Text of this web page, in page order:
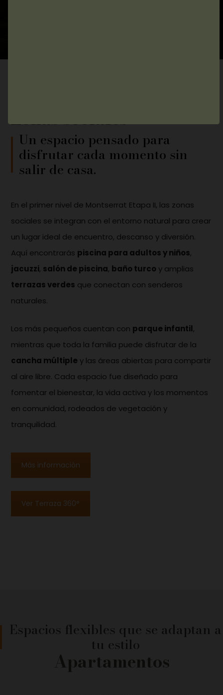
Zonas sociales
Un espacio pensado para
disfrutar cada momento sin
salir de casa.
En el primer nivel de Montserrat Etapa II, las zonas
sociales se integran con el entorno natural para crear
un lugar ideal de encuentro, descanso y diversión.
Aquí encontrarás piscina para adultos y niños,
jacuzzi, salón de piscina, baño turco y amplias
terrazas verdes que conectan con senderos
naturales.
Los más pequeños cuentan con parque infantil,
mientras que toda la familia puede disfrutar de la
cancha múltiple y las áreas abiertas para compartir
al aire libre. Cada espacio fue diseñado para
fomentar el bienestar, la vida activa y los momentos
en comunidad, rodeados de vegetación y
tranquilidad.
Más información
Ver Terraza 360°
Espacios flexibles que se adaptan a
tu estilo
Apartamentos